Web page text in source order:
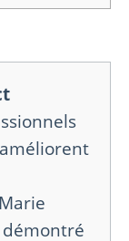
Marie
démontré